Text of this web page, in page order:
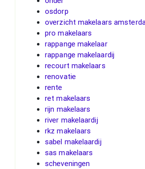
osdorp
overzicht makelaars
pro makelaars
rappange makelaar
rappange makelaardij
recourt makelaars
renovatie
rente
ret makelaars
rijn makelaars
river makelaardij
rkz makelaars
sabel makelaardij
sas makelaars
scheveningen